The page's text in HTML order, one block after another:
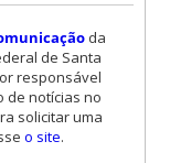
da
de Santa
responsável
de notícias no
solicitar uma
o site.